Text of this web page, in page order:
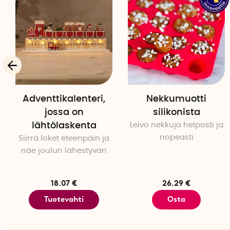
Adventtikalenteri,
jossa on
lähtölaskenta
Siirrä loket eteenpäin ja
näe joulun lähestyvän
18.07 €
Tuotevahti
Nekkumuotti
silikonista
Leivo nekkuja helposti ja
nopeasti
26.29 €
Osta